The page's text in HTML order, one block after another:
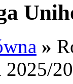
»
2025/